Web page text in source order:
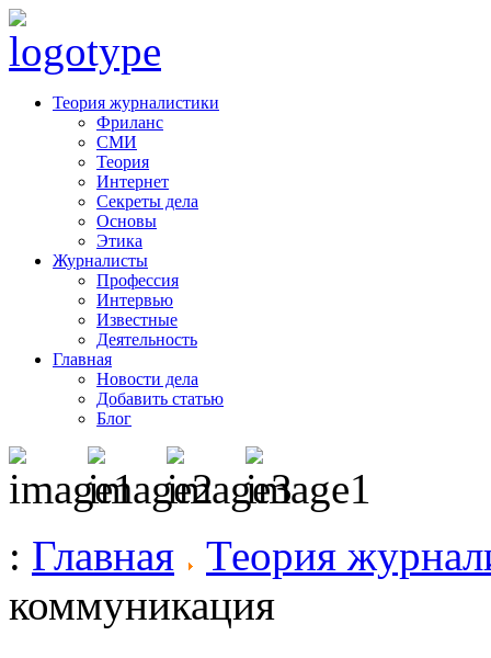
Теория журналистики
Фриланс
СМИ
Теория
Интернет
Секреты дела
Основы
Этика
Журналисты
Профессия
Интервью
Известные
Деятельность
Главная
Новости дела
Добавить статью
Блог
: Главная
Теория
коммуникация